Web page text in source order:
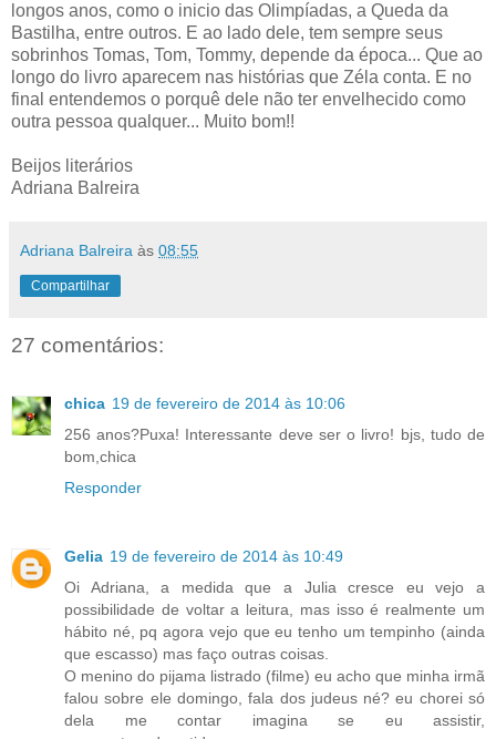
longos anos, como o inicio das Olimpíadas, a Queda da
Bastilha, entre outros. E ao lado dele, tem sempre seus
sobrinhos Tomas, Tom, Tommy, depende da época... Que ao
longo do livro aparecem nas histórias que Zéla conta. E no
final entendemos o porquê dele não ter envelhecido como
outra pessoa qualquer... Muito bom!!
Beijos literários
Adriana Balreira
Adriana Balreira às 08:55
Compartilhar
27 comentários:
chica 19 de fevereiro de 2014 às 10:06
256 anos?Puxa! Interessante deve ser o livro! bjs, tudo de
bom,chica
Responder
Gelia 19 de fevereiro de 2014 às 10:49
Oi Adriana, a medida que a Julia cresce eu vejo a
possibilidade de voltar a leitura, mas isso é realmente um
hábito né, pq agora vejo que eu tenho um tempinho (ainda
que escasso) mas faço outras coisas.
O menino do pijama listrado (filme) eu acho que minha irmã
falou sobre ele domingo, fala dos judeus né? eu chorei só
dela me contar imagina se eu assistir,